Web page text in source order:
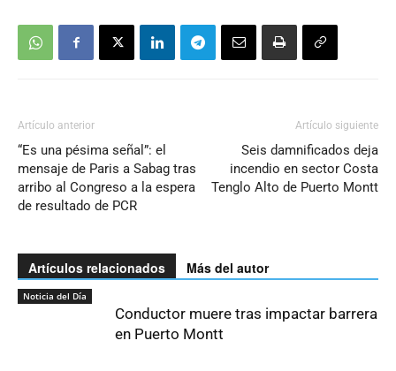
Artículo anterior
“Es una pésima señal”: el
mensaje de Paris a Sabag tras
arribo al Congreso a la espera
de resultado de PCR
Artículo siguiente
Seis damnificados deja
incendio en sector Costa
Tenglo Alto de Puerto Montt
Artículos relacionados Más del autor
Noticia del Día
Conductor muere tras impactar barrera
en Puerto Montt